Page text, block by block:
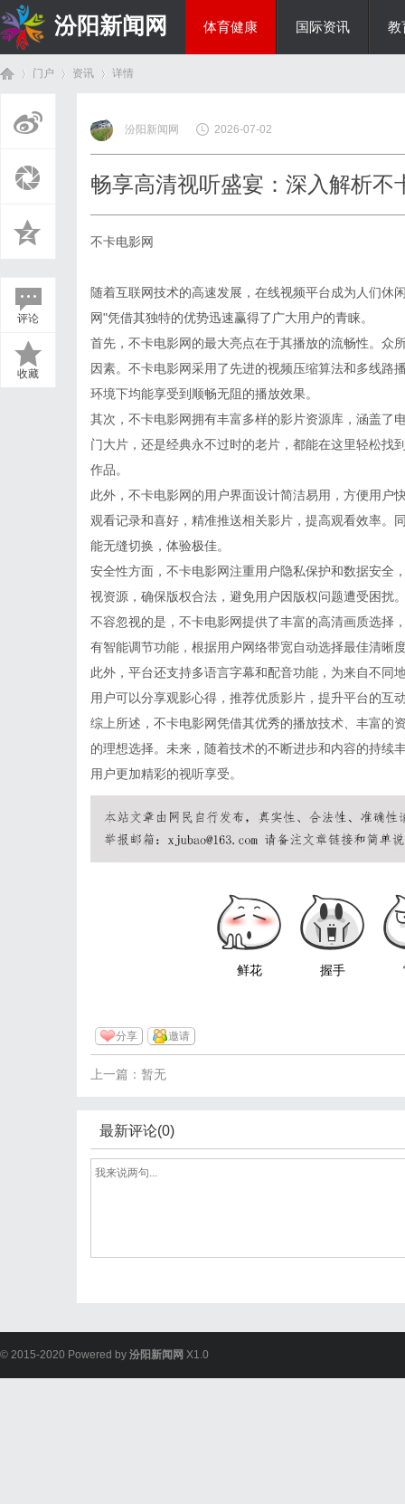
汾阳新闻网 体育健康 国际资讯 教
门户 资讯
›
详情
评论
收藏
汾阳新闻网 2026-07-02
畅享高清视听盛宴：深入解析不
不卡电影网
随着互联网技术的高速发展，在线视频平台成为人们休
网"凭借其独特的优势迅速赢得了广大用户的青睐。
首先，不卡电影网的最大亮点在于其播放的流畅性。众
因素。不卡电影网采用了先进的视频压缩算法和多线路
环境下均能享受到顺畅无阻的播放效果。
其次，不卡电影网拥有丰富多样的影片资源库，涵盖了
门大片，还是经典永不过时的老片，都能在这里轻松找
作品。
此外，不卡电影网的用户界面设计简洁易用，方便用户
观看记录和喜好，精准推送相关影片，提高观看效率。
能无缝切换，体验极佳。
安全性方面，不卡电影网注重用户隐私保护和数据安全
视资源，确保版权合法，避免用户因版权问题遭受困扰
不容忽视的是，不卡电影网提供了丰富的高清画质选择
有智能调节功能，根据用户网络带宽自动选择最佳清晰
此外，平台还支持多语言字幕和配音功能，为来自不同
用户可以分享观影心得，推荐优质影片，提升平台的互
综上所述，不卡电影网凭借其优秀的播放技术、丰富的
的理想选择。未来，随着技术的不断进步和内容的持续
用户更加精彩的视听享受。
鲜花 握手
分享 邀请
上一篇：暂无
最新评论(0)
© 2015-2020 Powered by 汾阳新闻网 X1.0